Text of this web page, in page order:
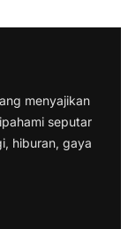
menyajikan
seputar
hiburan, gaya